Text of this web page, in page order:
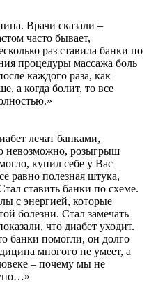
Врачи сказали –
часто бывает,
раз ставила банки по
процедуры массажа боль
каждого раза, как
а когда болит, то все
лечат банками,
невозможно, розыгрыш
купил себе у Вас
равно полезная штука,
ставить банки по схеме.
с энергией, которые
болезни. Стал замечать
что диабет уходит.
банки помогли, он долго
многого не умеет, а
– почему мы не